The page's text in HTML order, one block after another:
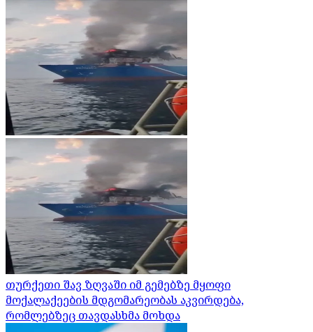
თურქეთი შავ ზღვაში იმ გემებზე მყოფი
მოქალაქეების მდგომარეობას აკვირდება,
რომლებზეც თავდასხმა მოხდა